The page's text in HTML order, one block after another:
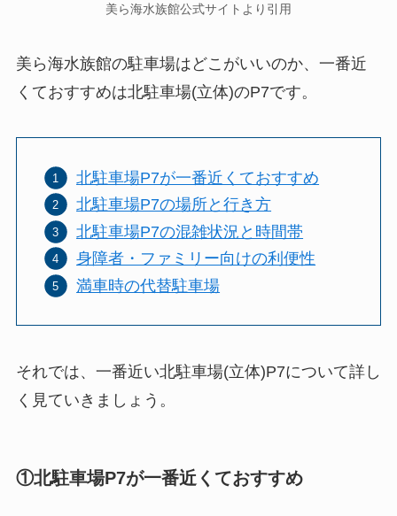
美ら海水族館公式サイトより引用
美ら海水族館の駐車場はどこがいいのか、一番近
くておすすめは北駐車場(立体)のP7です。
北駐車場P7が一番近くておすすめ
北駐車場P7の場所と行き方
北駐車場P7の混雑状況と時間帯
身障者・ファミリー向けの利便性
満車時の代替駐車場
それでは、一番近い北駐車場(立体)P7について詳し
く見ていきましょう。
①北駐車場P7が一番近くておすすめ